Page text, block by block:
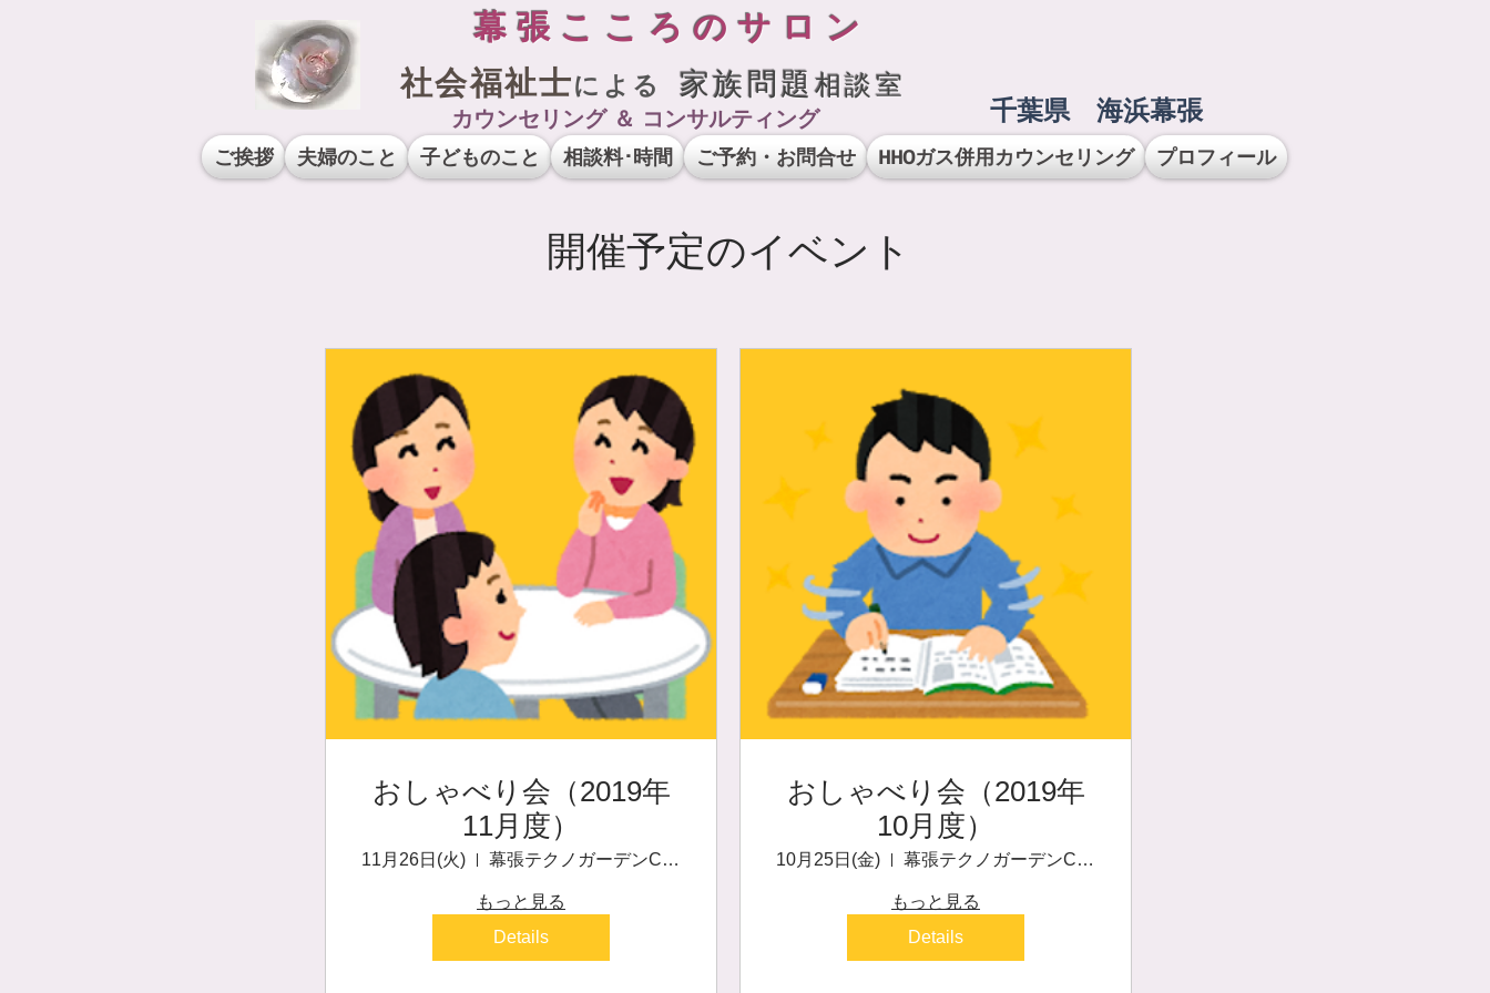
幕張こころのサロン
社会福祉士による 家族問題相談室
カウンセリング ＆ コンサルティング ​千葉県 海浜幕張
ご挨拶 夫婦のこと 子どものこと 相談料･時間 ご予約・お問合せ HHOガス併用カウンセリング プロフィール
開催予定のイベント
おしゃべり会（2019年
11月度）
11月26日(火) 幕張テクノガーデンCB棟3階MBP内「幕張こころのサロン」
もっと見る
Details
おしゃべり会（2019年
10月度）
10月25日(金) 幕張テクノガーデンCB棟3階MBP内「幕張こころのサロン」
もっと見る
Details